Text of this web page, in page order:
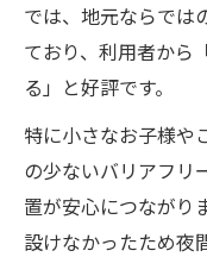
では、地元ならでは
ており、利用者から
る」と好評です。
特に小さなお子様や
の少ないバリアフリ
置が安心につながり
設けなかったため夜